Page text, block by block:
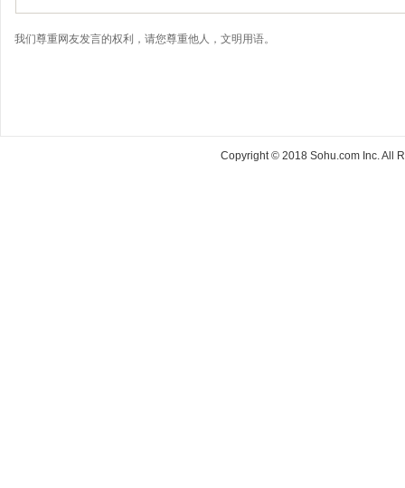
我们尊重网友发言的权利，请您尊重他人，文明用语。
Copyright © 2018 Sohu.com Inc. All